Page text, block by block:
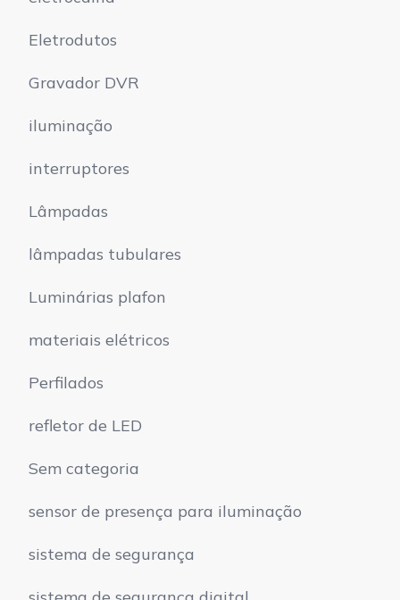
Eletrodutos
Gravador DVR
iluminação
interruptores
Lâmpadas
lâmpadas tubulares
Luminárias plafon
materiais elétricos
Perfilados
refletor de LED
Sem categoria
sensor de presença para iluminação
sistema de segurança